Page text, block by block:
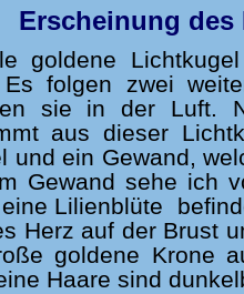
Erscheinung des
goldene
Es folgen zwei
sie in der Luft.
aus dieser
und ein Gewand,
Gewand sehe ich
Lilienblüte
Herz auf der Brust
goldene Krone
Haare sind